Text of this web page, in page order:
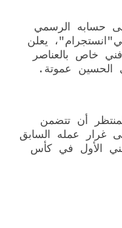
حسابه الرسمي
يعلن
خاص بالعناصر
الحسين عموتة.
أن تتضمن
غرار عمله السابق
الأول في كأس